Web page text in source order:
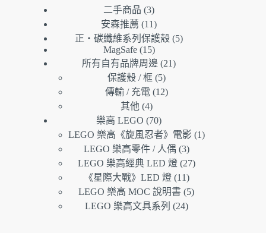
二手商品 33
個
產
品
安森推薦 1111
個
產
品
正・碳纖維系列保護殼 55
MagSafe 1515
個
產
品
所有自有品牌周邊 2121
保護殼 / 框 55
個
傳輸 / 充電 1212
品
其他 44
個
產
品
樂高 LEGO 7070
個
產
品
LEGO 樂高《旋風忍者》電影 11
LEGO 樂高零件 / 人偶 33
個
產
品
LEGO 樂高經典 LED 燈 2727
產
《星際大戰》LED 燈 1111
個
產
LEGO 樂高 MOC 說明書 55
LEGO 樂高文具系列 2424